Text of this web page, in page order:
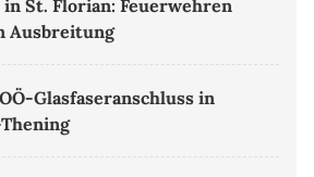
in St. Florian: Feuerwehren
Ausbreitung
Glasfaseranschluss in